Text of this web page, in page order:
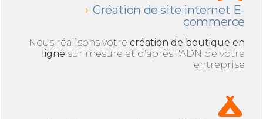
Création de site internet E-
commerce
Nous réalisons votre création de boutique en
ligne sur mesure et d'après l'ADN de votre
entreprise